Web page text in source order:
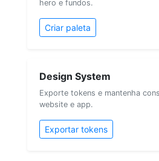
hero e fundos.
Criar paleta
Design System
Exporte tokens e mantenha
website e app.
Exportar tokens